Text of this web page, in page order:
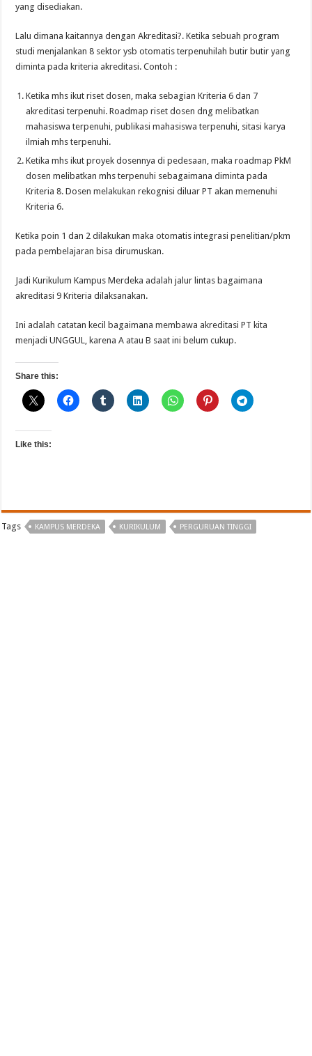
yang disediakan.
Lalu dimana kaitannya dengan Akreditasi?. Ketika sebuah program
studi menjalankan 8 sektor ysb otomatis terpenuhilah butir butir yang
diminta pada kriteria akreditasi. Contoh :
Ketika mhs ikut riset dosen, maka sebagian Kriteria 6 dan 7
akreditasi terpenuhi. Roadmap riset dosen dng melibatkan
mahasiswa terpenuhi, publikasi mahasiswa terpenuhi, sitasi karya
ilmiah mhs terpenuhi.
Ketika mhs ikut proyek dosennya di pedesaan, maka roadmap PkM
dosen melibatkan mhs terpenuhi sebagaimana diminta pada
Kriteria 8. Dosen melakukan rekognisi diluar PT akan memenuhi
Kriteria 6.
Ketika poin 1 dan 2 dilakukan maka otomatis integrasi penelitian/pkm
pada pembelajaran bisa dirumuskan.
Jadi Kurikulum Kampus Merdeka adalah jalur lintas bagaimana
akreditasi 9 Kriteria dilaksanakan.
Ini adalah catatan kecil bagaimana membawa akreditasi PT kita
menjadi UNGGUL, karena A atau B saat ini belum cukup.
Share this:
Like this:
Tags KAMPUS MERDEKA KURIKULUM PERGURUAN TINGGI